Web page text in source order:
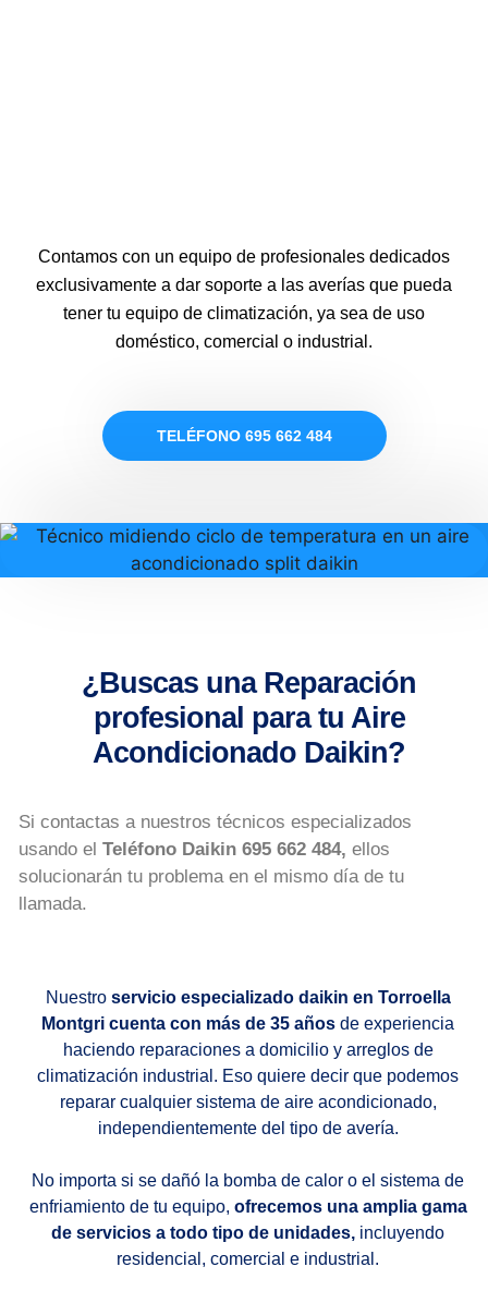
Contamos con un equipo de profesionales dedicados
exclusivamente a dar soporte a las averías que pueda
tener tu equipo de climatización, ya sea de uso
doméstico, comercial o industrial.
TELÉFONO 695 662 484
¿Buscas una Reparación
profesional para tu Aire
Acondicionado Daikin?
Si contactas a nuestros técnicos especializados
usando el Teléfono Daikin 695 662 484, ellos
solucionarán tu problema en el mismo día de tu
llamada.
Nuestro servicio especializado daikin en Torroella
Montgri cuenta con más de 35 años de experiencia
haciendo reparaciones a domicilio y arreglos de
climatización industrial. Eso quiere decir que podemos
reparar cualquier sistema de aire acondicionado,
independientemente del tipo de avería.
No importa si se dañó la bomba de calor o el sistema de
enfriamiento de tu equipo, ofrecemos una amplia gama
de servicios a todo tipo de unidades, incluyendo
residencial, comercial e industrial.